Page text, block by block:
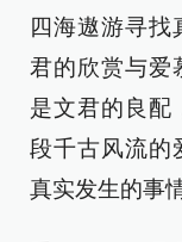
四海遨游寻找
君的欣赏与爱
是文君的良配
段千古风流的
真实发生的事情